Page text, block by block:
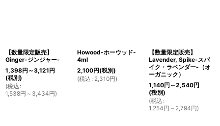
【数量限定販売】
Ginger-ジンジャー-
1,398円 ～3,121円
(税別)
(税込 :
1,538円 ～3,434円)
Howood-ホーウッド-
4ml
2,100円(税別)
(税込 : 2,310円)
【数量限定販売】
Lavender, Spike-スパ
イク・ラベンダー-（オ
ーガニック）
1,140円 ～2,540円
(税別)
(税込 :
1,254円 ～2,794円)